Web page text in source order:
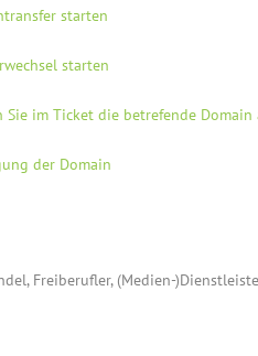
starten
starten
Sie im Ticket die betrefende
der Domain
Freiberufler, (Medien-